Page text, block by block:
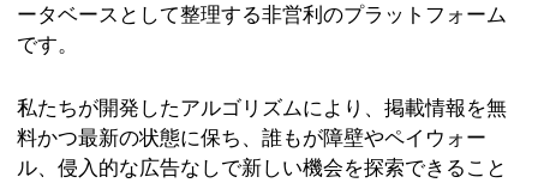
ータベースとして整理する非営利のプラットフォーム
です。
私たちが開発したアルゴリズムにより、掲載情報を無
料かつ最新の状態に保ち、誰もが障壁やペイウォー
ル、侵入的な広告なしで新しい機会を探索できること